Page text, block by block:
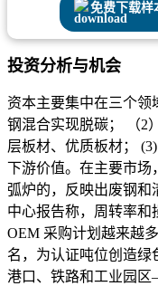
免费下载样
投资分析与机会
资本主要集中在三个
钢混合实现脱碳； （2
层板材、优质板材；
下游价值。在主要市场
弧炉的，反映出废钢
中心报告称，周转率和
OEM 采购计划越来越
名，为认证吨位创造
港口、铁路和工业园